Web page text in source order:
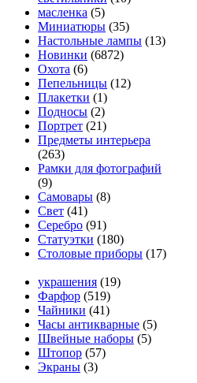
масленка (5)
Миниатюры (35)
Настольные лампы (13)
Новинки (6872)
Охота (6)
Пепельницы (12)
Плакетки (1)
Подносы (2)
Портрет (21)
Предметы интерьера
(263)
Рамки для фотографий
(9)
Самовары (8)
Свет (41)
Серебро (91)
Статуэтки (180)
Столовые приборы (17)
украшения (19)
Фарфор (519)
Чайники (41)
Часы антикварные (5)
Швейные наборы (5)
Штопор (57)
Экраны (3)